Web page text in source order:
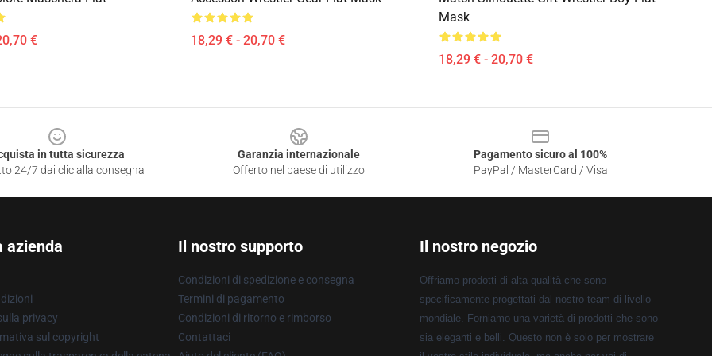
€ 18,29 € - 20,70 €
Mask
18,29 € - 20,70 €
in tutta sicurezza
24/7 dai clic alla consegna
Garanzia internazionale
Offerto nel paese di utilizzo
Pagamento sicuro al 100%
PayPal / MasterCard / Visa
azienda
privacy
sul copyright
Il nostro supporto
Condizioni di spedizione e consegna
Termini di pagamento
Condizioni di ritorno e rimborso
Contattaci
Il nostro negozio
Offriamo prodotti di alta qualità che sono
specificamente progettati dal nostro team di livello
mondiale. Forniamo una varietà di prodotti che sono
sia eleganti e belli. Questo non è solo per mostrare